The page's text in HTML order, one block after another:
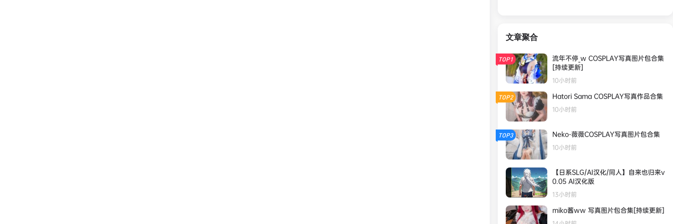
文章聚合
TOP1
流年不停_w COSPLAY写真图片包合集
[持续更新]
10小时前
TOP2 Hatori Sama COSPLAY写真作品合集
10小时前
TOP3 Neko-薇薇COSPLAY写真图片包合集
10小时前
【日系SLG/AI汉化/同人】自来也归来v
0.05 AI汉化版
13小时前
miko酱ww 写真图片包合集[持续更新]